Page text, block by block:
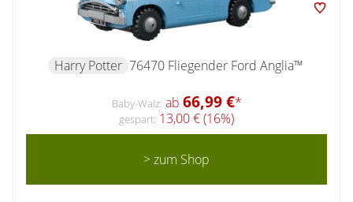
Harry Potter 76470 Fliegender Ford Anglia™
Baby-Walz: ab 66,99 €*
gespart: 13,00 € (16%)
> zum Shop